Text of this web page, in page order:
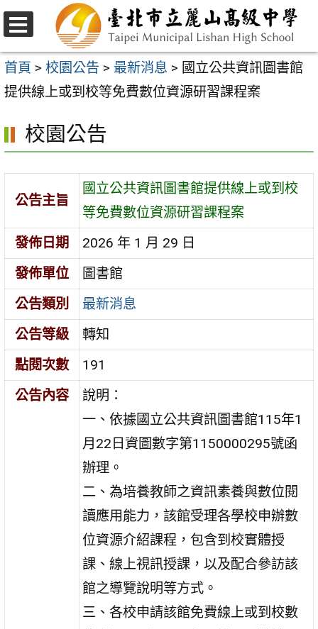
跳
至
主
要
容
區
選
單
首頁 > 校園公告 > 最新消息 > 國立公共資訊圖書館
提供線上或到校等免費數位資源研習課程案
校園公告
公告主旨
國立公共資訊圖書館提供線上或到校
等免費數位資源研習課程案
發佈日期
2026 年 1 月 29 日
發佈單位
圖書館
公告類別
最新消息
公告等級
轉知
點閱次數
191
公告內容
說明：
一、依據國立公共資訊圖書館115年1
月22日資圖數字第1150000295號函
辦理。
二、為培養教師之資訊素養與數位閱
讀應用能力，該館受理各學校申辦數
位資源介紹課程，包含到校實體授
課、線上視訊授課，以及配合參訪該
館之導覽說明等方式。
三、各校申請該館免費線上或到校數